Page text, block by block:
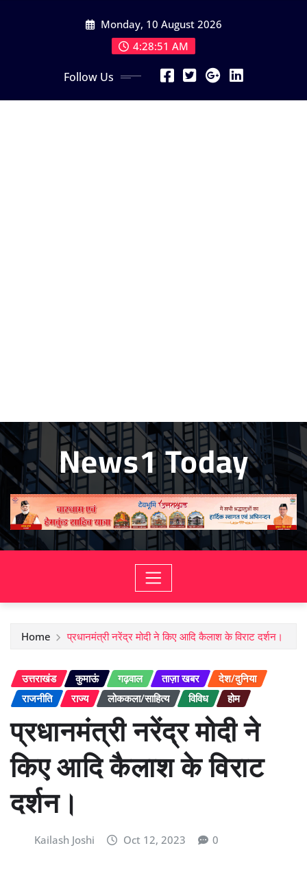
Monday, 10 August 2026
4:28:53 AM
Follow Us
News1 Today
Home प्रधानमंत्री नरेंद्र मोदी ने किए आदि कैलाश के विराट दर्शन।
उत्तराखंड कुमाऊं गढ़वाल ताज़ा खबर
देश/दुनिया
राजनीति
राज्य लोककला/साहित्य विविध होम
प्रधानमंत्री नरेंद्र मोदी ने
किए आदि कैलाश के विराट
दर्शन।
Kailash Joshi Oct 12, 2023 0